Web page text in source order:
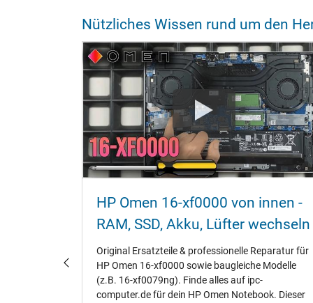
Nützliches Wissen rund um den
HP Omen 16-xf0000 von innen -
RAM‚ SSD‚ Akku‚ Lüfter wechseln
Original Ersatzteile & professionelle Reparatur für
HP Omen 16-xf0000 sowie baugleiche Modelle
(z.B. 16-xf0079ng). Finde alles auf ipc-
computer.de für dein HP Omen Notebook. Dieser